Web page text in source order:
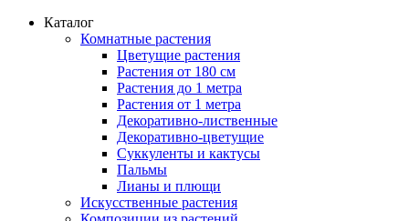
Каталог
Комнатные растения
Цветущие растения
Растения от 180 см
Растения до 1 метра
Растения от 1 метра
Декоративно-лиственные
Декоративно-цветущие
Суккуленты и кактусы
Пальмы
Лианы и плющи
Искусственные растения